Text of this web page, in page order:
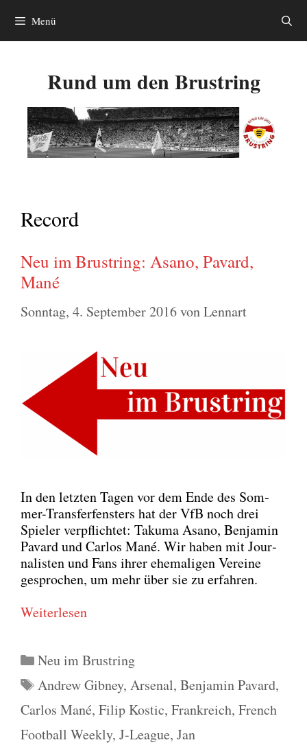
Inhalt
springen
Menü
Rund um den Brustring
Record
Neu im Brustring: Asano, Pavard,
Mané
Sonntag, 4. September 2016vonLennart
In den letz­ten Tagen vor dem Ende des Som­
mer-Trans­fer­fens­ters hat der VfB noch drei
Spie­ler ver­pflich­tet: Taku­ma Asa­no, Ben­ja­min
Pavard und Car­los Mané. Wir haben mit Jour­
na­lis­ten und Fans ihrer ehe­ma­li­gen Ver­ei­ne
gespro­chen, um mehr über sie zu erfah­ren.
Wei­ter­le­sen
Kategorien
Neu im Brustring
Schlagwörter
Andrew Gibney, Arsenal, Benjamin Pavard,
Carlos Mané, Filip Kostic, Frankreich, French
Football Weekly, J-League, Jan